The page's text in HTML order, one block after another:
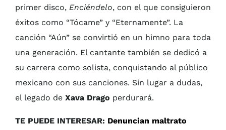
primer disco, Enciéndelo, con el que consiguieron
éxitos como “Tócame” y “Eternamente”. La
canción “Aún” se convirtió en un himno para toda
una generación. El cantante también se dedicó a
su carrera como solista, conquistando al público
mexicano con sus canciones. Sin lugar a dudas,
el legado de Xava Drago perdurará.
TE PUEDE INTERESAR: Denuncian maltrato